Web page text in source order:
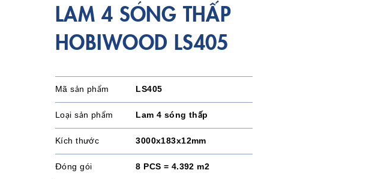
LAM 4 SÓNG THẤP
HOBIWOOD LS405
Mã sản phẩm LS405
Loại sản phẩm Lam 4 sóng thấp
Kích thước 3000x183x12mm
Đóng gói 8 PCS = 4.392 m2